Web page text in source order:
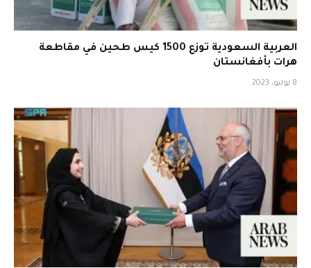
العربية السعودية توزع 1500 كيس طحين في مقاطعة
هرات بأفغانستان
8 يوليو، 2023